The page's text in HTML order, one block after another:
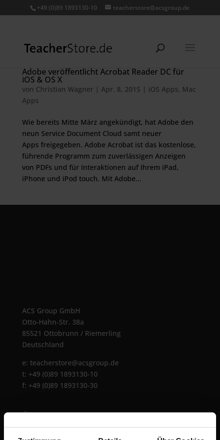
+49 (0)89 1893130-10 teacherstore@acsgroup.de
Adobe veröffentlicht Acrobat Reader DC für
iOS & OS X
von Christian Wagner | Apr. 8, 2015 | iOS Apps, Mac
Apps
Wie bereits Mitte März angekündigt, hat Adobe den
neun Service Document Cloud samt neuer
Apps freigegeben. Adobe Acrobat ist das kostenlose,
führende Programm zum zuverlässigen Anzeigen
von PDFs und für Interaktionen auf Ihrem iPad,
iPhone und iPod touch. Mit Adobe...
ACS Group GmbH
Otto-Hahn-Str. 38a
85521 Ottobrunn / Riemerling
Deutschland
e: teacherstore@acsgroup.de
t: +49 (0)89 1893130-10
f: +49 (0)89 1893130-30
Über uns